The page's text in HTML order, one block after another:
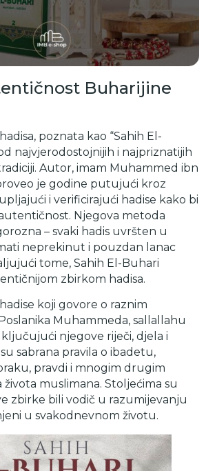
Buharijine
poznata kao “Sahih El-
najvjerodostojnijih i najpriznatijih
Autor, imam Muhammed ibn
je godine putujući kroz
i verificirajući hadise kako bi
Njegova metoda
– svaki hadis uvršten u
neprekinut i pouzdan lanac
tome, Sahih El-Buhari
zbirkom hadisa.
koji govore o raznim
Muhammeda, sallallahu
njegove riječi, djela i
sabrana pravila o ibadetu,
pravdi i mnogim drugim
muslimana. Stoljećima su
zbirke bili vodič u razumijevanju
u svakodnevnom životu.